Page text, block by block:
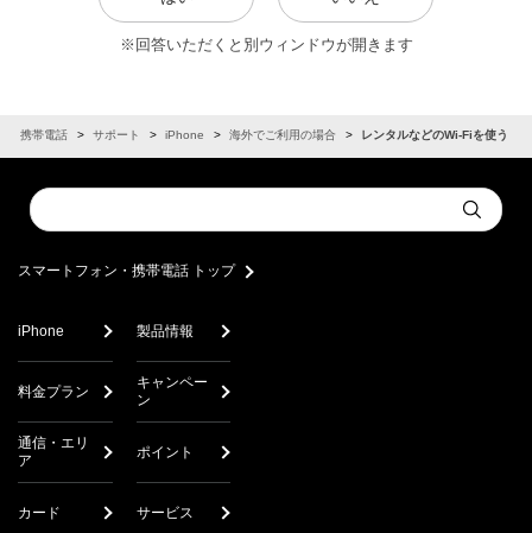
※回答いただくと別ウィンドウが開きます
・携帯電話 サポート iPhone 海外でご利用の場合 レンタルなどのWi-Fiを使う
Conduct
a
Submit
スマートフォン・携帯電話 トップ
iPhone 製品情報
料金プラン
キャンペー
ン
通信・エリ
ア
ポイント
カード サービス